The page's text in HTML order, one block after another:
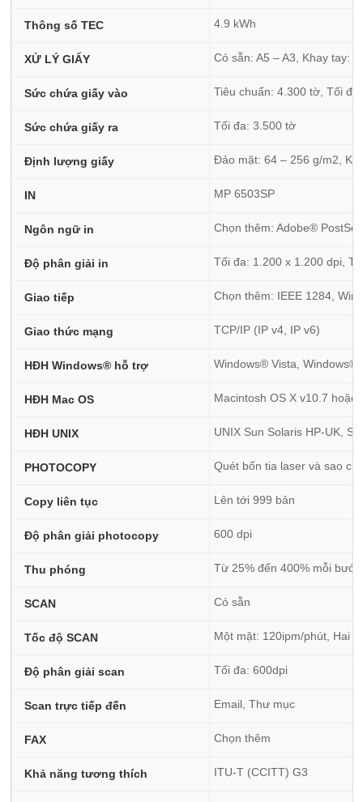
Thông số TEC 4.9 kWh
XỬ LÝ GIẤY Có sẵn: A5 – A3, Khay tay:
Sức chứa giấy vào Tiêu chuẩn: 4.300 tờ, Tối
Sức chứa giấy ra Tối đa: 3.500 tờ
Định lượng giấy Đảo mặt: 64 – 256 g/m2,
IN MP 6503SP
Ngôn ngữ in Chọn thêm: Adobe®
Độ phân giải in Tối đa: 1.200 x 1.200 dpi,
Giao tiếp Chọn thêm: IEEE 1284,
Giao thức mạng TCP/IP (IP v4, IP v6)
HĐH Windows® hỗ trợ Windows® Vista, Windows®
HĐH Mac OS Macintosh OS X v10.7 hoặc
HĐH UNIX UNIX Sun Solaris HP-UK,
PHOTOCOPY Quét bốn tia laser và sao
Copy liên tục Lên tới 999 bản
Độ phân giải photocopy 600 dpi
Thu phóng Từ 25% đến 400% mỗi bước
SCAN Có sẵn
Tốc độ SCAN Một mặt: 120ipm/phút, Hai
Độ phân giải scan Tối đa: 600dpi
Scan trực tiếp đến Email, Thư mục
FAX Chọn thêm
Khả năng tương thích ITU-T (CCITT) G3